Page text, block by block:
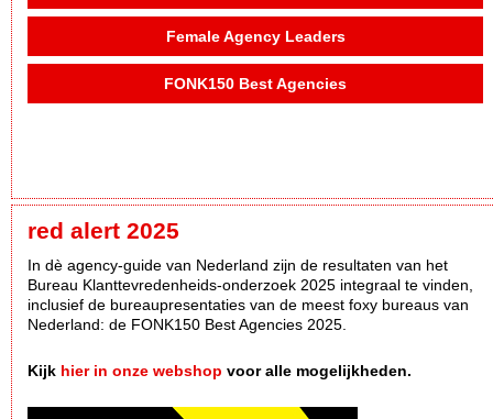
Female Agency Leaders
FONK150 Best Agencies
red alert 2025
In dè agency-guide van Nederland zijn de resultaten van het
Bureau Klanttevredenheids-onderzoek 2025 integraal te vinden,
inclusief de bureaupresentaties van de meest foxy bureaus van
Nederland: de FONK150 Best Agencies 2025.
Kijk hier in onze webshop voor alle mogelijkheden.